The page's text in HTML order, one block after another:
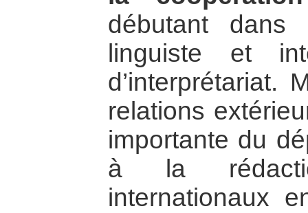
débutant dans
linguiste et
d’interprétariat.
relations
importante du
à la
internationaux